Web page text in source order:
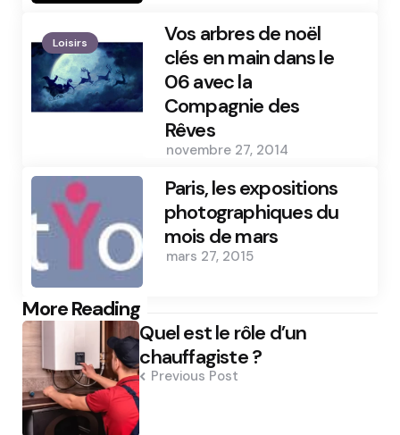
Loisirs
Vos arbres de noël
clés en main dans le
06 avec la
Compagnie des
Rêves
novembre 27, 2014
Paris, les expositions
photographiques du
mois de mars
mars 27, 2015
More Reading
Post
navigation Quel est le rôle d’un
chauffagiste ?
Previous Post